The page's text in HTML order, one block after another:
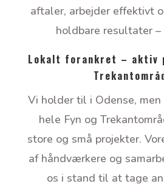
aftaler, arbejder effektivt
holdbare resultater –
Lokalt forankret – aktiv
Vi holder til i Odense,
hele Fyn og
store og små projekter.
af håndværkere og
os i stand til at tage